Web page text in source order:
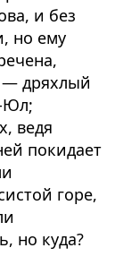
и без
но ему
— дряхлый
Юл;
ведя
покидает
горе,
но куда?